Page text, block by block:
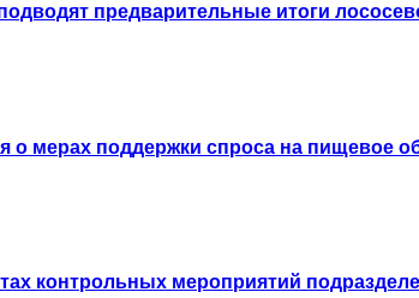
предварительные итоги
о мерах поддержки спроса на пищевое
контрольных мероприятий